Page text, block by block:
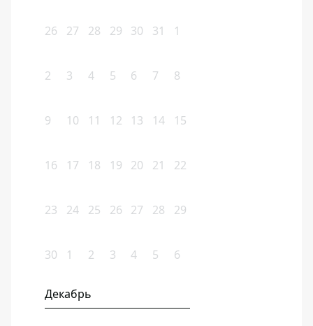
26 27 28 29 30 31 1
2 3 4 5 6 7 8
9 10 11 12 13 14 15
16 17 18 19 20 21 22
23 24 25 26 27 28 29
30 1 2 3 4 5 6
Декабрь